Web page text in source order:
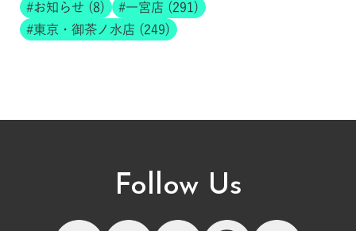
お知らせ (8)
一宮店 (291)
東京・御茶ノ水店 (249)
Follow Us